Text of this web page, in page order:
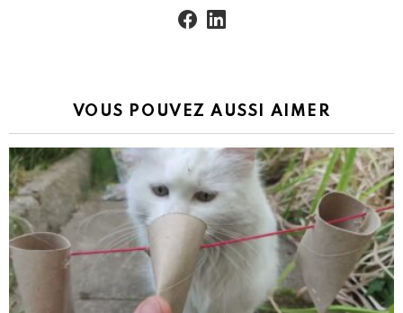
facebooklinkedin
VOUS POUVEZ AUSSI AIMER